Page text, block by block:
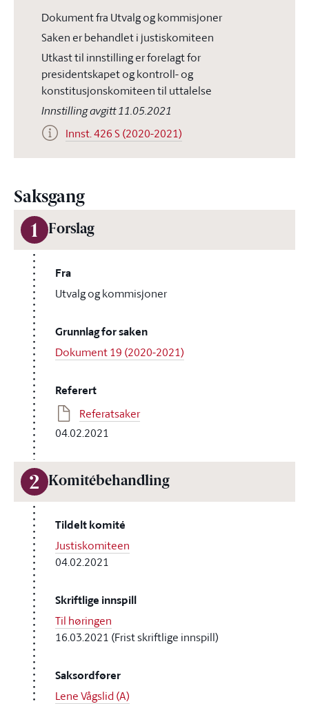
Dokument fra Utvalg og kommisjoner
Saken er behandlet i justiskomiteen
Utkast til innstilling er forelagt for
presidentskapet og kontroll- og
konstitusjonskomiteen til uttalelse
Innstilling avgitt 11.05.2021
Innst. 426 S (2020-2021)
Saksgang
1 Forslag
Fra
Utvalg og kommisjoner
Grunnlag for saken
Dokument 19 (2020-2021)
Referert
Referatsaker
04.02.2021
2 Komitébehandling
Tildelt komité
Justiskomiteen
04.02.2021
Skriftlige innspill
Til høringen
16.03.2021 (Frist skriftlige innspill)
Saksordfører
Lene Vågslid (A)